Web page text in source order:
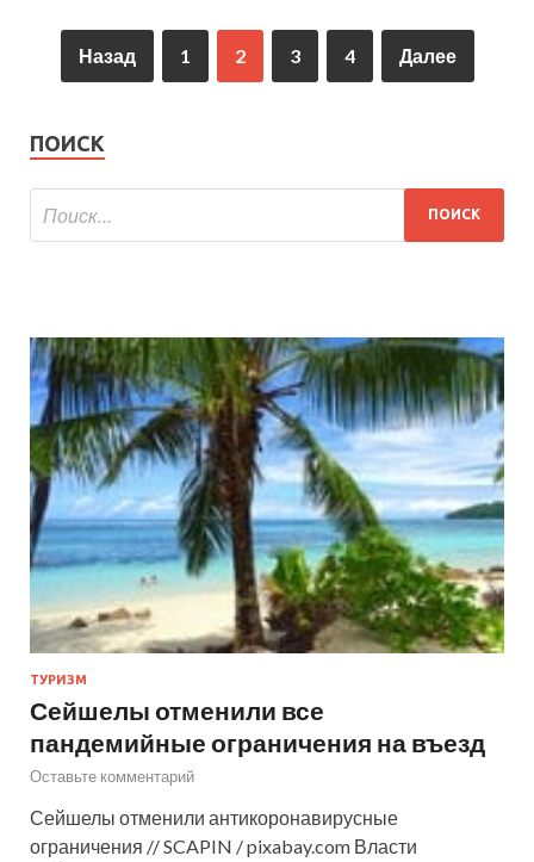
Назад 1 2 3 4 Далее
ПОИСК
ТУРИЗМ
Сейшелы отменили все
пандемийные ограничения на въезд
Оставьте комментарий
Сейшелы отменили антикоронавирусные
ограничения // SCAPIN / pixabay.com Власти